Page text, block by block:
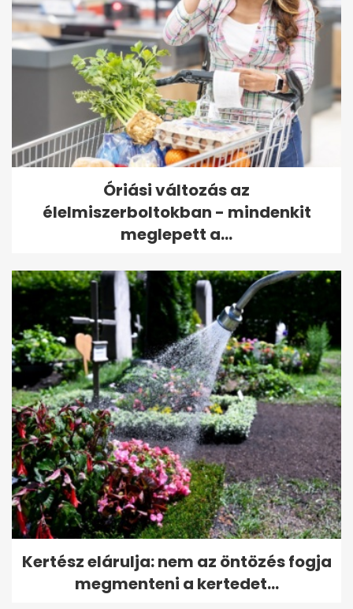
Óriási változás az
élelmiszerboltokban - mindenkit
meglepett a...
Kertész elárulja: nem az öntözés fogja
megmenteni a kertedet...